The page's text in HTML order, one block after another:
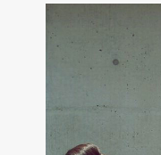
お問い合わせ
SEARCH